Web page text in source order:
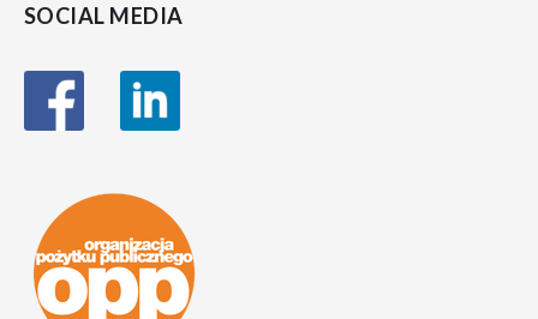
SOCIAL MEDIA